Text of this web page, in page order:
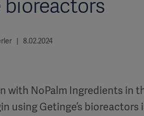
bioreactors
| 8.02.2024
with NoPalm Ingredients in
using Getinge’s bioreactors